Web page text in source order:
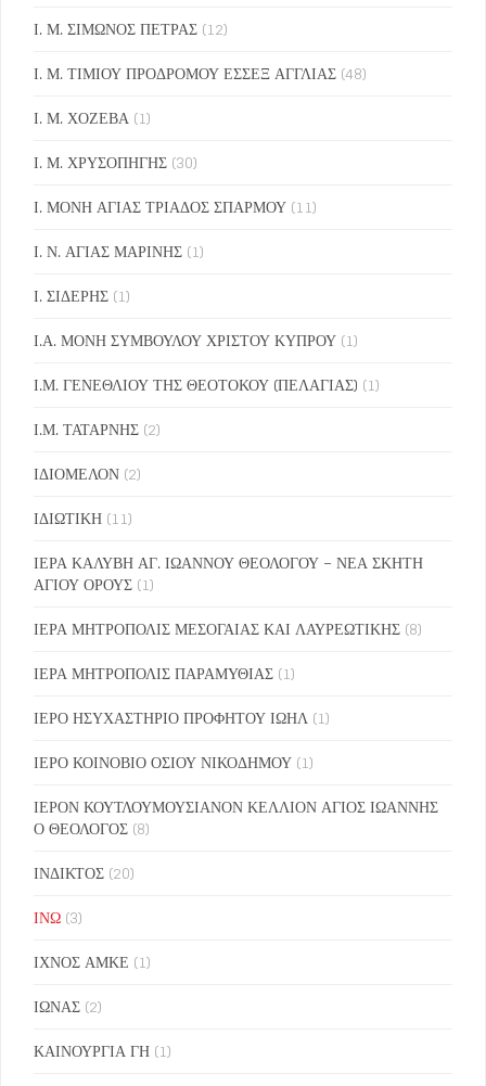
Ι. Μ. ΣΙΜΩΝΟΣ ΠΕΤΡΑΣ (12)
Ι. Μ. ΤΙΜΙΟΥ ΠΡΟΔΡΟΜΟΥ ΕΣΣΕΞ ΑΓΓΛΙΑΣ (48)
Ι. Μ. ΧΟΖΕΒΑ (1)
Ι. Μ. ΧΡΥΣΟΠΗΓΗΣ (30)
Ι. ΜΟΝΗ ΑΓΙΑΣ ΤΡΙΑΔΟΣ ΣΠΑΡΜΟΥ (11)
Ι. Ν. ΑΓΙΑΣ ΜΑΡΙΝΗΣ (1)
Ι. ΣΙΔΕΡΗΣ (1)
Ι.Α. ΜΟΝΗ ΣΥΜΒΟΥΛΟΥ ΧΡΙΣΤΟΥ ΚΥΠΡΟΥ (1)
Ι.Μ. ΓΕΝΕΘΛΙΟΥ ΤΗΣ ΘΕΟΤΟΚΟΥ (ΠΕΛΑΓΙΑΣ) (1)
Ι.Μ. ΤΑΤΑΡΝΗΣ (2)
ΙΔΙΟΜΕΛΟΝ (2)
ΙΔΙΩΤΙΚΗ (11)
ΙΕΡΑ ΚΑΛΥΒΗ ΑΓ. ΙΩΑΝΝΟΥ ΘΕΟΛΟΓΟΥ – ΝΕΑ ΣΚΗΤΗ
ΑΓΙΟΥ ΟΡΟΥΣ (1)
ΙΕΡΑ ΜΗΤΡΟΠΟΛΙΣ ΜΕΣΟΓΑΙΑΣ ΚΑΙ ΛΑΥΡΕΩΤΙΚΗΣ (8)
ΙΕΡΑ ΜΗΤΡΟΠΟΛΙΣ ΠΑΡΑΜΥΘΙΑΣ (1)
ΙΕΡΟ ΗΣΥΧΑΣΤΗΡΙΟ ΠΡΟΦΗΤΟΥ ΙΩΗΛ (1)
ΙΕΡΟ ΚΟΙΝΟΒΙΟ ΟΣΙΟΥ ΝΙΚΟΔΗΜΟΥ (1)
ΙΕΡΟΝ ΚΟΥΤΛΟΥΜΟΥΣΙΑΝΟΝ ΚΕΛΛΙΟΝ ΑΓΙΟΣ ΙΩΑΝΝΗΣ
Ο ΘΕΟΛΟΓΟΣ (8)
ΙΝΔΙΚΤΟΣ (20)
ΙΝΩ (3)
ΙΧΝΟΣ ΑΜΚΕ (1)
ΙΩΝΑΣ (2)
ΚΑΙΝΟΥΡΓΙΑ ΓΗ (1)